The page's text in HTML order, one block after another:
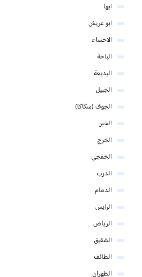
ابها
ابو عريش
الاحساء
الباحة
البديعة
الجبيل
الجوف (سكاكا)
الخبر
الخرج
الخفجي
الدرب
الدمام
الرايس
الرياض
الشقيق
الطائف
الظهران